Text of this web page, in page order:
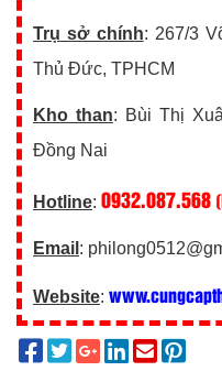
Trụ sở chính: 267/3
Thủ Đức, TPHCM
Kho than: Bùi Thị
Đồng Nai
Hotline: 0932.087.568
Email :
Website: